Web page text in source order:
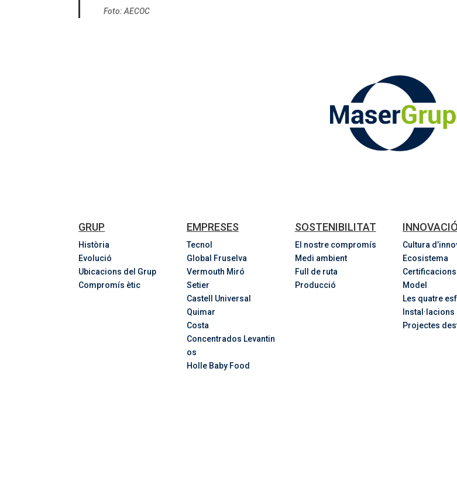
Foto: AECOC
GRUP
Història
Evolució
Ubicacions del Grup
Compromís ètic
EMPRESES
Tecnol
Global Fruselva
Vermouth Miró
Setier
Castell Universal
Quimar
Costa
Concentrados Levantin
os
Holle Baby Food
SOSTENIBILITAT
El nostre compromís
Medi ambient
Full de ruta
Producció
INNOVACIÓ
Cultura
Ecosistema
Certificacions
Model
Les quatre
Projectes